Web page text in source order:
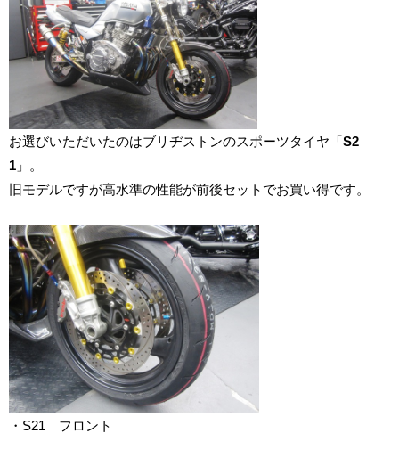
お選びいただいたのはブリヂストンのスポーツタイヤ「S2
1 」。
旧モデルですが高水準の性能が前後セットでお買い得です。
・S21 フロント